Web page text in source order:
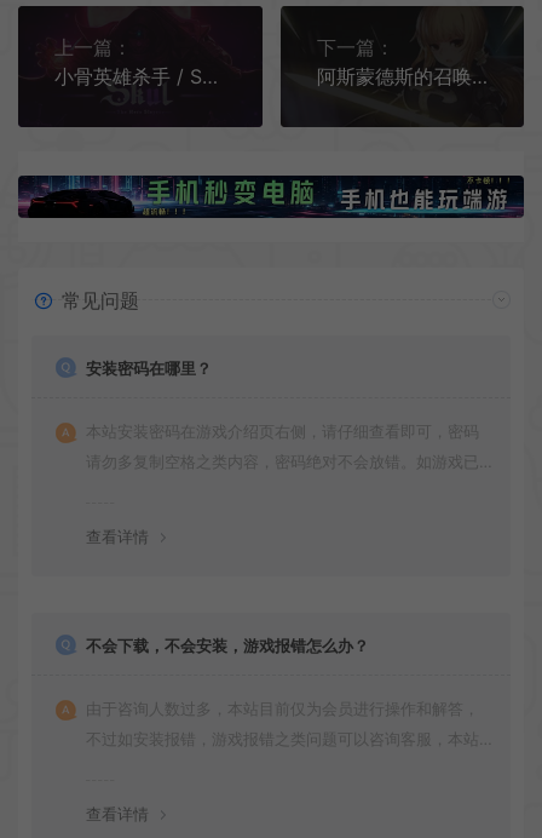
上一篇：
小骨英雄杀手 / Skul The Hero Slayer 横版动作游戏
下一篇：
阿斯蒙德斯的召唤(Summon of Asmodeus)卡通横版动作冒险游戏|下载
常见问题
安装密码在哪里？
本站安装密码在游戏介绍页右侧，请仔细查看即可，密码
请勿多复制空格之类内容，密码绝对不会放错。如游戏已
查看详情
不会下载，不会安装，游戏报错怎么办？
由于咨询人数过多，本站目前仅为会员进行操作和解答，
不过如安装报错，游戏报错之类问题可以咨询客服，本站
查看详情